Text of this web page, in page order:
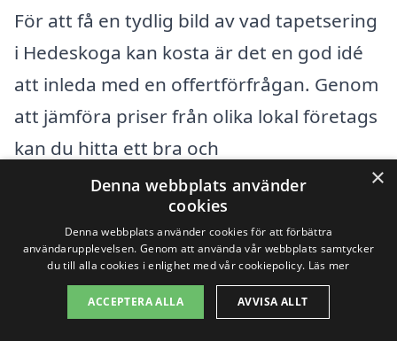
För att få en tydlig bild av vad tapetsering
i Hedeskoga kan kosta är det en god idé
att inleda med en offertförfrågan. Genom
att jämföra priser från olika lokal företags
kan du hitta ett bra och
konkurrenskraftigt erbjudande som
passar dina behov och budget.
Tapetsering är en investering som kan
förändra atmosfären i ditt hem, så det
lönar sig att göra noggranna
×
Denna webbplats använder
cookies
Denna webbplats använder cookies för att förbättra
användarupplevelsen. Genom att använda vår webbplats samtycker
du till alla cookies i enlighet med vår cookiepolicy. Läs mer
ACCEPTERA ALLA AVVISA ALLT